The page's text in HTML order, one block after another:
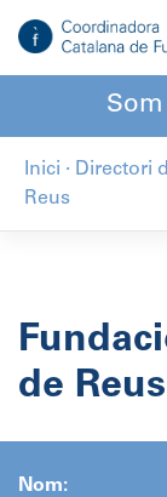
contingut
Som
Inici · Directori
Reus
de Reus
Nom: